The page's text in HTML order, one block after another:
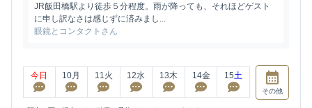
JR飯田橋駅より徒歩５分程度。雨が降っても、それほどゲスト
に申し訳なさは感じずに済みまし...
眼鏡とコンタクトさん
今日 10月 11火 12水 13木 14金 15土
その他